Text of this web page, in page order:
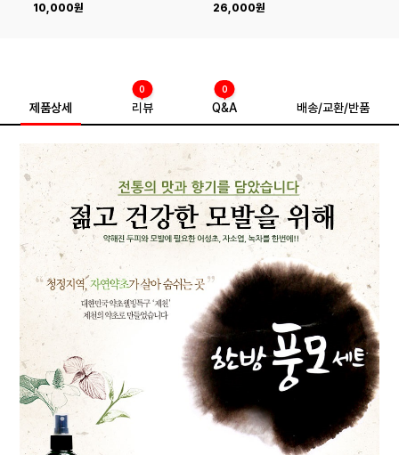
10,000원
26,000원
제품상세 리뷰
0
Q&A
0
배송/교환/반품